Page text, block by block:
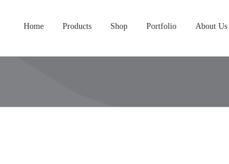
Home Products Shop Portfolio About Us